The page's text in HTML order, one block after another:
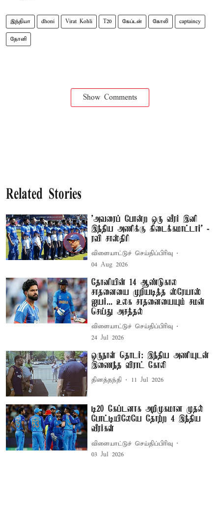
இந்தியா dhoni Virat Kohli T20 கேப்டன் கோலி captaincy
தோனி
Show Comments
Related Stories
’அவரைப் போன்ற ஒரு வீரர் இனி
இந்திய அணிக்கு கிடைக்கமாட்டார்’ -
ரவி சாஸ்திரி
விளையாட்டுச் செய்திப்பிரிவு
04 Aug 2026
தோனியின் 14 ஆண்டுகால
சாதனையை முறியடித்த ஸ்ரேயாஸ்
ஐயர்... உலக சாதனையையும் சமன்
செய்து அசத்தல்
விளையாட்டுச் செய்திப்பிரிவு
24 Jul 2026
ஒருநாள் தொடர்: இந்திய அணியுடன்
இணைந்த விராட் கோலி
தினத்தந்தி 11 Jul 2026
டி20 கேப்டனாக அறிமுகமான முதல்
போட்டியிலேயே தோற்ற 4 இந்திய
வீரர்கள்
விளையாட்டுச் செய்திப்பிரிவு
03 Jul 2026